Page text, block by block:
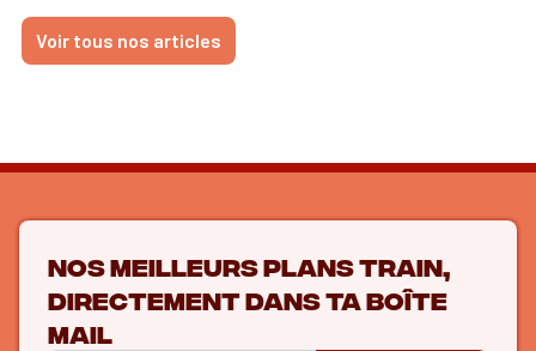
Voir tous nos articles
Nos meilleurs plans train,
directement dans ta boîte
mail